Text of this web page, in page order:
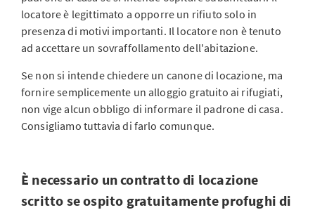
locatore è legittimato a opporre un rifiuto solo in
presenza di motivi importanti. Il locatore non è tenuto
ad accettare un sovraffollamento dell'abitazione.
Se non si intende chiedere un canone di locazione, ma
fornire semplicemente un alloggio gratuito ai rifugiati,
non vige alcun obbligo di informare il padrone di casa.
Consigliamo tuttavia di farlo comunque.
È necessario un contratto di locazione
scritto se ospito gratuitamente profughi di